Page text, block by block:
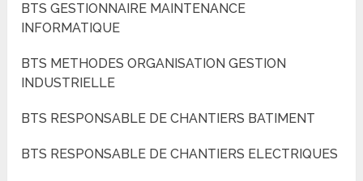
BTS GESTIONNAIRE MAINTENANCE
INFORMATIQUE
BTS METHODES ORGANISATION GESTION
INDUSTRIELLE
BTS RESPONSABLE DE CHANTIERS BATIMENT
BTS RESPONSABLE DE CHANTIERS ELECTRIQUES